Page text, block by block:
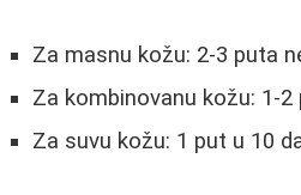
Za masnu kožu: 2-3 puta
Za kombinovanu kožu: 1-2
Za suvu kožu: 1 put u 10